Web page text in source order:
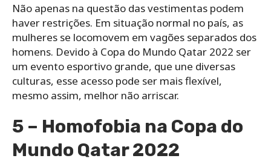
Não apenas na questão das vestimentas podem
haver restrições. Em situação normal no país, as
mulheres se locomovem em vagões separados dos
homens. Devido à Copa do Mundo Qatar 2022 ser
um evento esportivo grande, que une diversas
culturas, esse acesso pode ser mais flexível,
mesmo assim, melhor não arriscar.
5 – Homofobia na Copa do
Mundo Qatar 2022